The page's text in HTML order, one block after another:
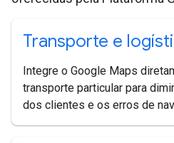
Transporte e
Integre o Google Maps
transporte particular para
dos clientes e os erros de